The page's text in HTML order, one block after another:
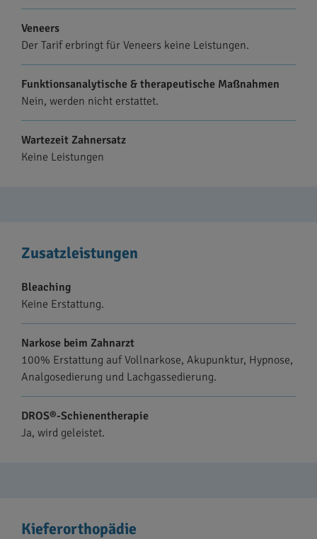
Veneers
Der Tarif erbringt für Veneers keine Leistungen.
Funktionsanalytische & therapeutische Maßnahmen
Nein, werden nicht erstattet.
Wartezeit Zahnersatz
Keine Leistungen
Zusatzleistungen
Bleaching
Keine Erstattung.
Narkose beim Zahnarzt
100% Erstattung auf Vollnarkose, Akupunktur, Hypnose,
Analgosedierung und Lachgassedierung.
DROS®-Schienentherapie
Ja, wird geleistet.
Kieferorthopädie